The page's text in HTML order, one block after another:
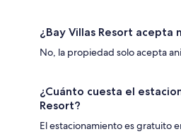
¿Bay Villas Resort acepta
No, la propiedad solo acepta
¿Cuánto cuesta el
Resort?
El estacionamiento es gratuito